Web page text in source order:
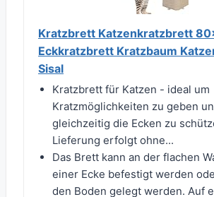
Kratzbrett Katzenkratzbrett
Eckkratzbrett Kratzbaum
Sisal
Kratzbrett für Katzen - ideal um
Kratzmöglichkeiten zu geben
gleichzeitig die Ecken zu
Lieferung erfolgt ohne...
Das Brett kann an der flachen
einer Ecke befestigt werden
den Boden gelegt werden. Auf